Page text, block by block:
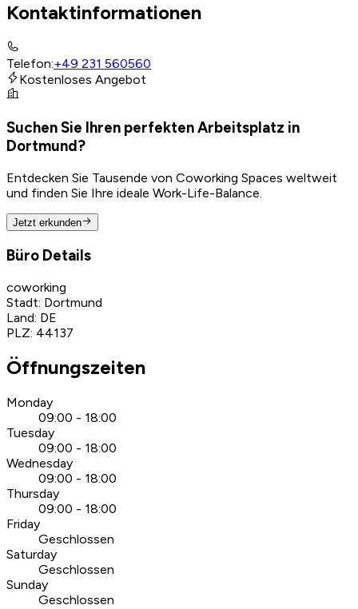
Kontaktinformationen
Telefon:+49 231 560560
Kostenloses Angebot
Suchen Sie Ihren perfekten Arbeitsplatz in
Dortmund?
Entdecken Sie Tausende von Coworking Spaces weltweit
und finden Sie Ihre ideale Work-Life-Balance.
Jetzt erkunden
Büro Details
coworking
Stadt: Dortmund
Land: DE
PLZ: 44137
Öffnungszeiten
Monday
09:00 - 18:00
Tuesday
09:00 - 18:00
Wednesday
09:00 - 18:00
Thursday
09:00 - 18:00
Friday
Geschlossen
Saturday
Geschlossen
Sunday
Geschlossen